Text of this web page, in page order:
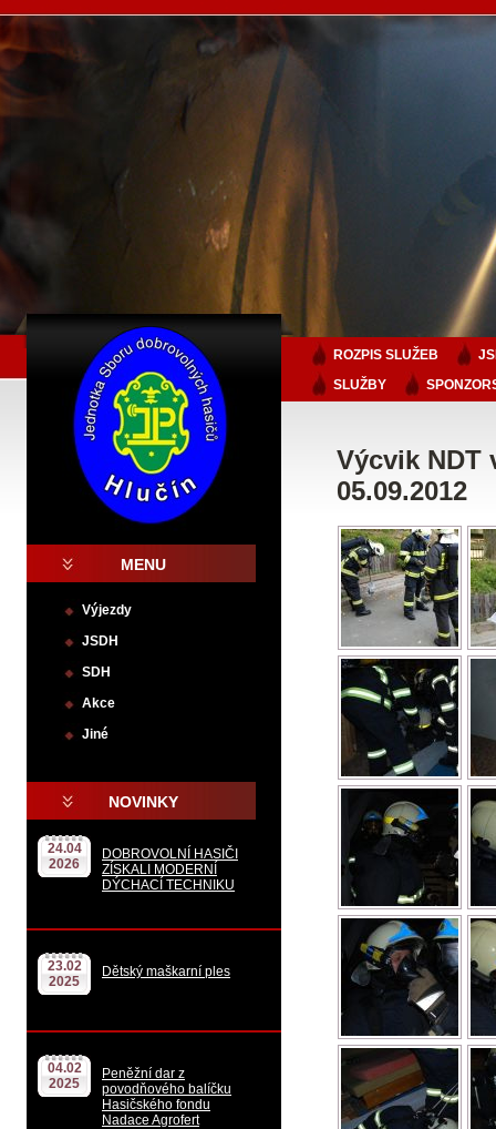
MENU
Výjezdy
JSDH
SDH
Akce
Jiné
NOVINKY
24.04
2026
DOBROVOLNÍ HASIČI
ZÍSKALI MODERNÍ
DÝCHACÍ TECHNIKU
23.02
2025
Dětský maškarní ples
04.02
2025
Peněžní dar z
povodňového balíčku
Hasičského fondu
Nadace Agrofert
ROZPIS SLUŽEB
SLUŽBY
Výcvik NDT
05.09.2012